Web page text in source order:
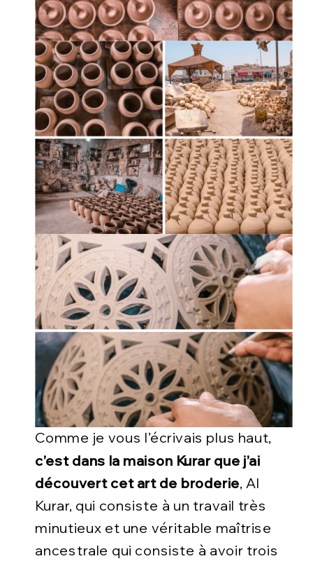
Comme je vous l’écrivais plus haut,
c’est dans la maison Kurar que j’ai
découvert cet art de broderie, Al
Kurar, qui consiste à un travail très
minutieux et une véritable maîtrise
ancestrale qui consiste à avoir trois